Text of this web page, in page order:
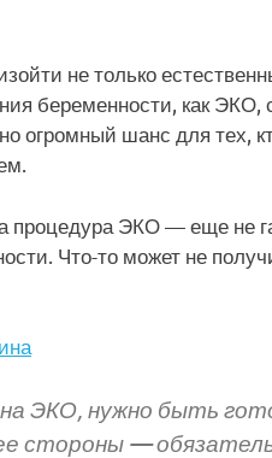
не только
беременности, как
огромный шанс для тех,
процедура ЭКО — еще не
Что-то может не
ЭКО, нужно быть
стороны —